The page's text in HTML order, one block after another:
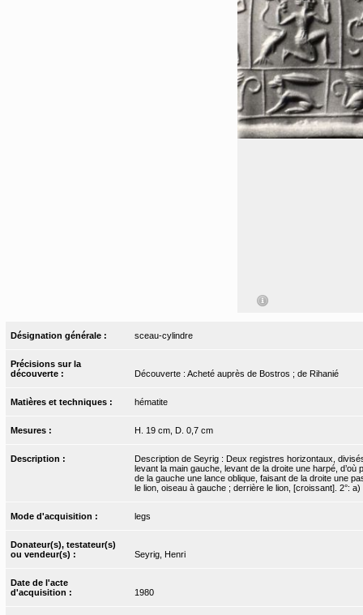
Désignation générale : sceau-cylindre
Précisions sur la
découverte :
Découverte : Acheté auprès de Bostros ; de Rihanié
Matières et techniques : hématite
Mesures : H. 19 cm, D. 0,7 cm
Description :
Description de Seyrig : Deux registres horizontaux,
levant la main gauche, levant de la droite une harpé,
de la gauche une lance oblique, faisant de la droite une
le lion, oiseau à gauche ; derrière le lion, [croissant]. 2°:
Mode d'acquisition : legs
Donateur(s), testateur(s)
ou vendeur(s) :
Seyrig, Henri
Date de l'acte
d'acquisition :
1980